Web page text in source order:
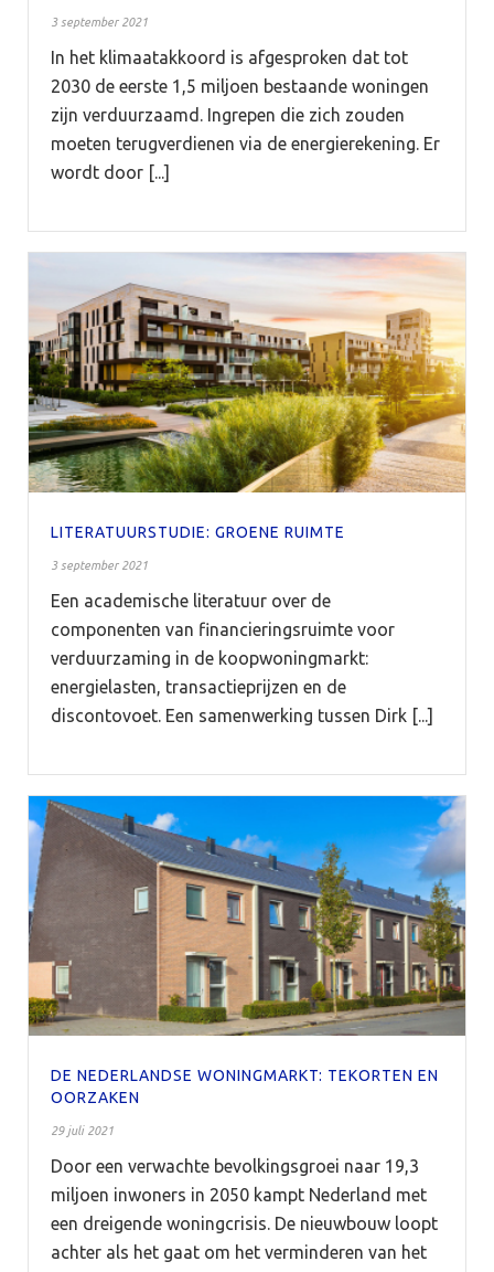
3 september 2021
In het klimaatakkoord is afgesproken dat tot
2030 de eerste 1,5 miljoen bestaande woningen
zijn verduurzaamd. Ingrepen die zich zouden
moeten terugverdienen via de energierekening. Er
wordt door [...]
LITERATUURSTUDIE: GROENE RUIMTE
3 september 2021
Een academische literatuur over de
componenten van financieringsruimte voor
verduurzaming in de koopwoningmarkt:
energielasten, transactieprijzen en de
discontovoet. Een samenwerking tussen Dirk [...]
DE NEDERLANDSE WONINGMARKT: TEKORTEN EN
OORZAKEN
29 juli 2021
Door een verwachte bevolkingsgroei naar 19,3
miljoen inwoners in 2050 kampt Nederland met
een dreigende woningcrisis. De nieuwbouw loopt
achter als het gaat om het verminderen van het